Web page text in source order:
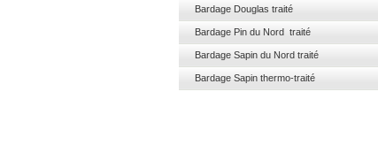
Bardage Douglas traité
Bardage Pin du Nord traité
Bardage Sapin du Nord traité
Bardage Sapin thermo-traité